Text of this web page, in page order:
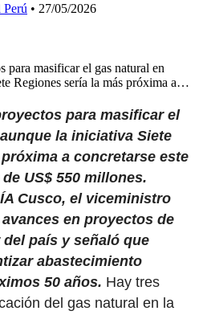
Perú • 27/05/2026
para masificar el gas natural en
Regiones sería la más próxima a…
para masificar el
la iniciativa Siete
a concretarse este
US$ 550 millones.
Cusco, el viceministro
en proyectos de
país y señaló que
abastecimiento
50 años. Hay tres
del gas natural en la